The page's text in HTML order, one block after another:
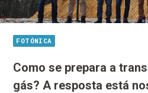
FOTÓNICA
Como se prepara a
gás? A resposta está